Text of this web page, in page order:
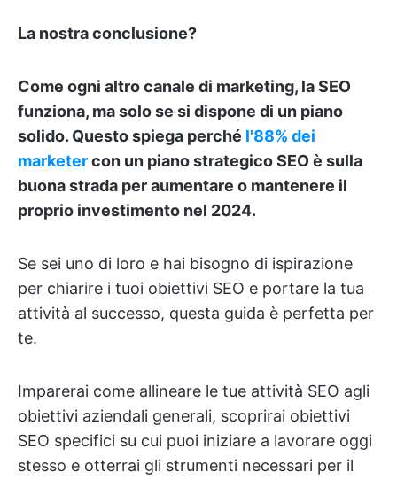
La nostra conclusione?
Come ogni altro canale di marketing, la SEO
funziona, ma solo se si dispone di un piano
solido. Questo spiega perché l'88% dei
marketercon un piano strategico SEO è sulla
buona strada per aumentare o mantenere il
proprio investimento nel 2024.
Se sei uno di loro e hai bisogno di ispirazione
per chiarire i tuoi obiettivi SEO e portare la tua
attività al successo, questa guida è perfetta per
te.
Imparerai come allineare le tue attività SEO agli
obiettivi aziendali generali, scoprirai obiettivi
SEO specifici su cui puoi iniziare a lavorare oggi
stesso e otterrai gli strumenti necessari per il